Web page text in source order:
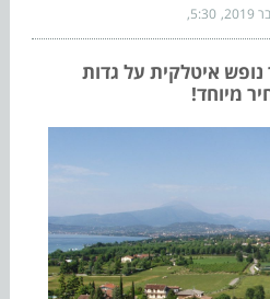
5:30
איטלקית על גדות
מיוחד!